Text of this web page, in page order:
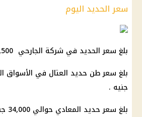
سعر الحديد اليوم
بلغ سعر الحديد في شركة الجارحي 37,500 جنيه للطن.
جنيه .
بلغ سعر حديد المعادي حوالي 34,000 جنيه .